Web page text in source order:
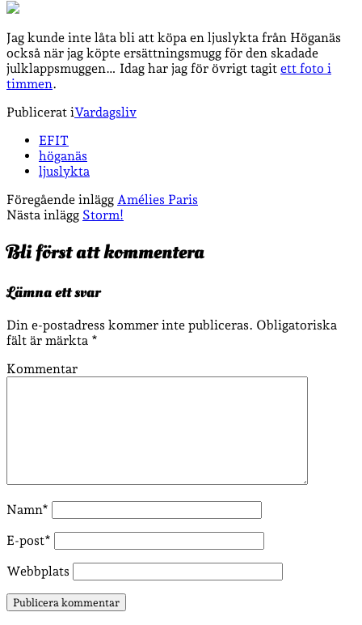
Jag kunde inte låta bli att köpa en ljuslykta från Höganäs
också när jag köpte ersättningsmugg för den skadade
julklappsmuggen… Idag har jag för övrigt tagit ett foto i
timmen.
Publicerat iVardagsliv
EFIT
höganäs
ljuslykta
Föregående inlägg Amélies Paris
Nästa inlägg Storm!
Bli först att kommentera
Lämna ett svar
Din e-postadress kommer inte publiceras. Obligatoriska
fält är märkta *
Kommentar
Namn*
E-post*
Webbplats